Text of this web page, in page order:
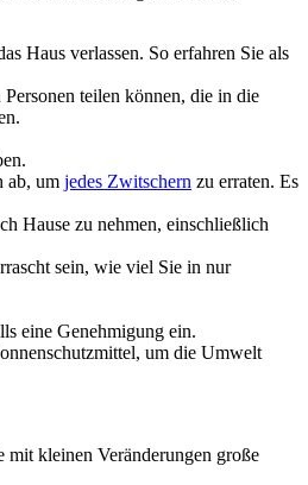
ersten Mal richtig zu machen,
Haus verlassen. So erfahren Sie als
teilen können, die in die
um
Hause zu nehmen, einschließlich
sein, wie viel Sie in nur
eine Genehmigung ein.
um die Umwelt